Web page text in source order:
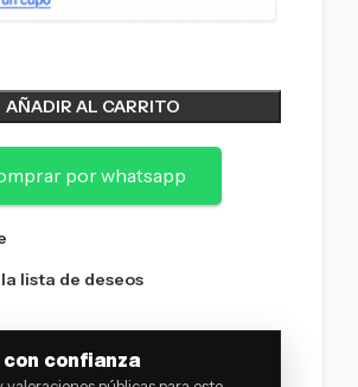
AÑADIR AL CARRITO
por whatsapp
lista de deseos
con confianza